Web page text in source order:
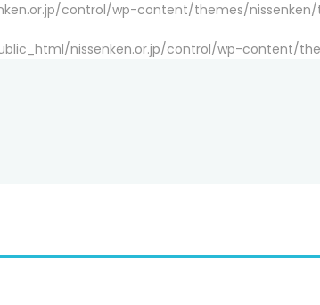
control/wp-content/themes/
nissenken.or.jp/control/wp-content/